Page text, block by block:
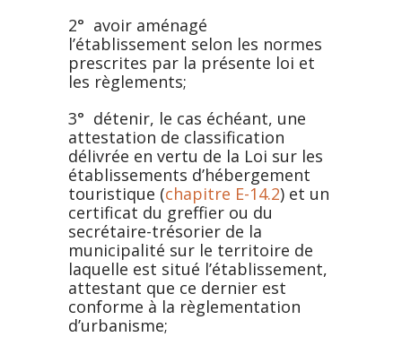
2° avoir aménagé
l’établissement selon les normes
prescrites par la présente loi et
les règlements;
3° détenir, le cas échéant, une
attestation de classification
délivrée en vertu de la Loi sur les
établissements d’hébergement
touristique (chapitre E-14.2) et un
certificat du greffier ou du
secrétaire-trésorier de la
municipalité sur le territoire de
laquelle est situé l’établissement,
attestant que ce dernier est
conforme à la règlementation
d’urbanisme;